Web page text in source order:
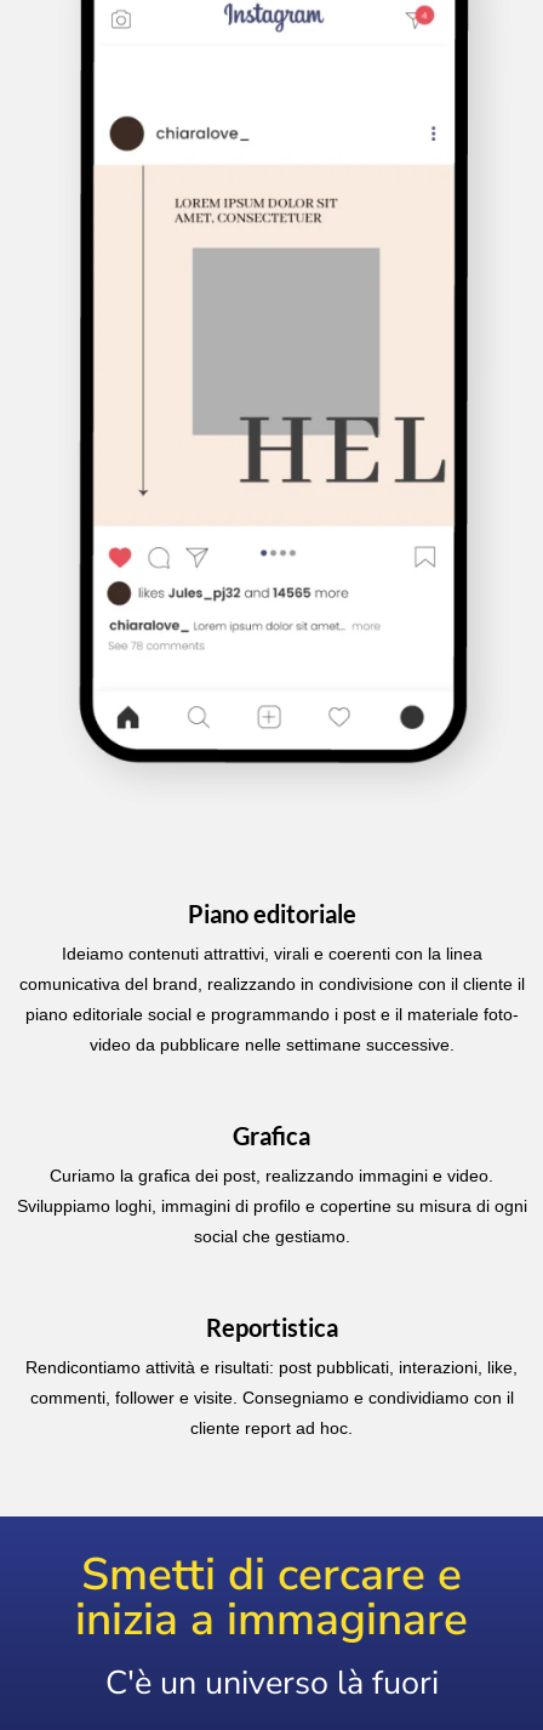
Piano editoriale
Ideiamo contenuti attrattivi, virali e coerenti con la linea
comunicativa del brand, realizzando in condivisione con il cliente il
piano editoriale social e programmando i post e il materiale foto-
video da pubblicare nelle settimane successive.
Grafica
Curiamo la grafica dei post, realizzando immagini e video.
Sviluppiamo loghi, immagini di profilo e copertine su misura di ogni
social che gestiamo.
Reportistica
Rendicontiamo attività e risultati: post pubblicati, interazioni, like,
commenti, follower e visite. Consegniamo e condividiamo con il
cliente report ad hoc.
Smetti di cercare e
inizia a immaginare
C'è un universo là fuori